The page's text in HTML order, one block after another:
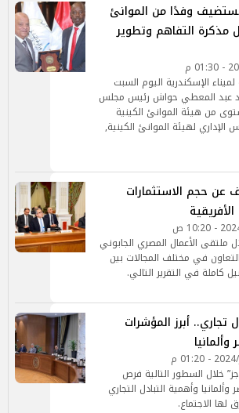
وفدًا من الموانئ
مذكرة التفاهم وتطوير
الإسكندرية اليوم السبت
عبد المعطي حواش رئيس مجلس
من هيئة الموانئ الكينية
الإداري لهيئة الموانئ الكينية,
عن حجم الاستثمارات
ملتقى الأعمال المصري الجابوني
في مختلف المجالات بين
كاملة في التقرير التالي.
تجاري.. أبرز المؤشرات
خلال السطور التالية فرص
وأهمية التبادل التجاري
لها الاجتماع.